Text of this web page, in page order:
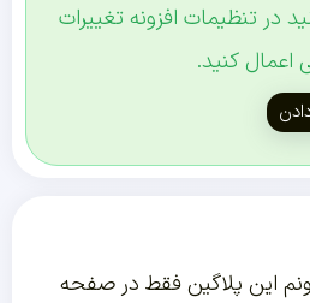
در تنظیمات افزونه تغییرات
اعمال کنید.
این پلاگین فقط در صفحه